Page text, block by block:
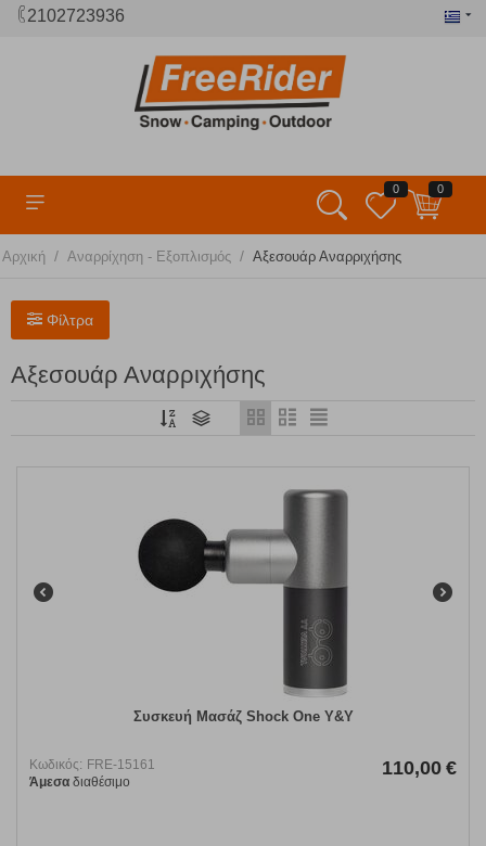
2102723936
0 0
Αρχική / Αναρρίχηση - Εξοπλισμός / Αξεσουάρ Αναρριχήσης
Φίλτρα
Αξεσουάρ Αναρριχήσης
Συσκευή Μασάζ Shock One Y&Y
Κωδικός: FRE-15161
Άμεσα διαθέσιμο
110,00 €